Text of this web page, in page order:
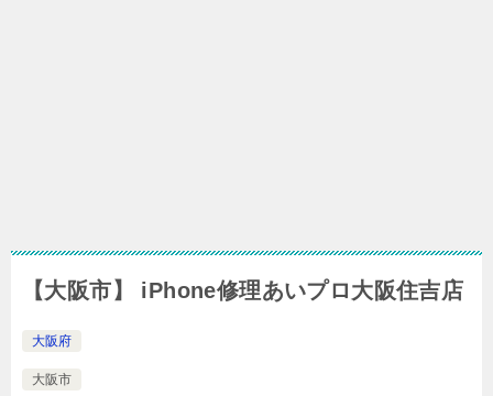
【大阪市】 iPhone修理あいプロ大阪住吉店
大阪府
大阪市